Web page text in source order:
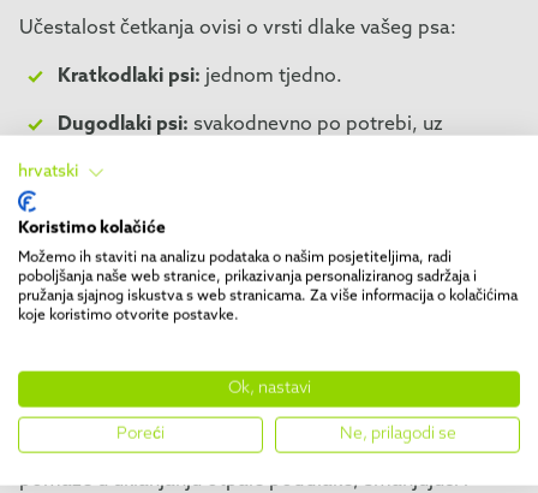
Učestalost četkanja ovisi o vrsti dlake vašeg psa:
Kratkodlaki psi: jednom tjedno.
Dugodlaki psi: svakodnevno po potrebi, uz
Kovrčava dlaka: 2-3 puta tjedno.
u sezonama linjanja, obično u travnju i svibnju te rujnu i
listopadu, važno je svakodnevno uklanjati otpalu dlaku.
FURminator® je savršen za to, jer pribor DeShedding
pomaže u uklanjanju otpale poddlake, smanjujući i
hrvatski
Koristimo kolačiće
Možemo ih staviti na analizu podataka o našim posjetiteljima, radi
poboljšanja naše web stranice, prikazivanja personaliziranog sadržaja i
pružanja sjajnog iskustva s web stranicama. Za više informacija o kolačićima
koje koristimo otvorite postavke.
Ok, nastavi
Poreći Ne, prilagodi se